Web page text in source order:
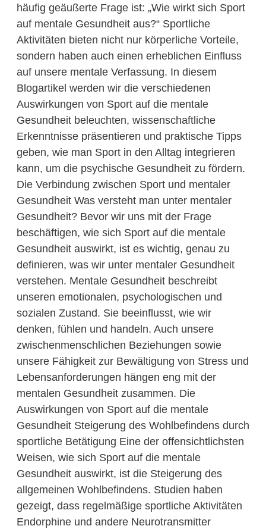
häufig geäußerte Frage ist: „Wie wirkt sich Sport
auf mentale Gesundheit aus?“ Sportliche
Aktivitäten bieten nicht nur körperliche Vorteile,
sondern haben auch einen erheblichen Einfluss
auf unsere mentale Verfassung. In diesem
Blogartikel werden wir die verschiedenen
Auswirkungen von Sport auf die mentale
Gesundheit beleuchten, wissenschaftliche
Erkenntnisse präsentieren und praktische Tipps
geben, wie man Sport in den Alltag integrieren
kann, um die psychische Gesundheit zu fördern.
Die Verbindung zwischen Sport und mentaler
Gesundheit Was versteht man unter mentaler
Gesundheit? Bevor wir uns mit der Frage
beschäftigen, wie sich Sport auf die mentale
Gesundheit auswirkt, ist es wichtig, genau zu
definieren, was wir unter mentaler Gesundheit
verstehen. Mentale Gesundheit beschreibt
unseren emotionalen, psychologischen und
sozialen Zustand. Sie beeinflusst, wie wir
denken, fühlen und handeln. Auch unsere
zwischenmenschlichen Beziehungen sowie
unsere Fähigkeit zur Bewältigung von Stress und
Lebensanforderungen hängen eng mit der
mentalen Gesundheit zusammen. Die
Auswirkungen von Sport auf die mentale
Gesundheit Steigerung des Wohlbefindens durch
sportliche Betätigung Eine der offensichtlichsten
Weisen, wie sich Sport auf die mentale
Gesundheit auswirkt, ist die Steigerung des
allgemeinen Wohlbefindens. Studien haben
gezeigt, dass regelmäßige sportliche Aktivitäten
Endorphine und andere Neurotransmitter